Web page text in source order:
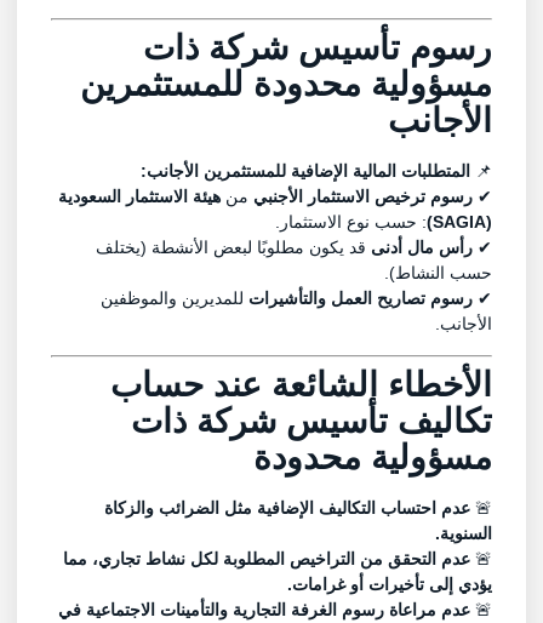
رسوم تأسيس شركة ذات
مسؤولية محدودة للمستثمرين
الأجانب
📌المتطلبات المالية الإضافية للمستثمرين الأجانب:
✔رسوم ترخيص الاستثمار الأجنبيمنهيئة الاستثمار السعودية
: حسب نوع الاستثمار.
✔رأس مال أدنىقد يكون مطلوبًا لبعض الأنشطة (يختلف
حسب النشاط).
✔رسوم تصاريح العمل والتأشيراتللمديرين والموظفين
الأجانب.
الأخطاء الشائعة عند حساب
تكاليف تأسيس شركة ذات
مسؤولية محدودة
🚨عدم احتساب التكاليف الإضافية مثل الضرائب والزكاة
السنوية.
🚨عدم التحقق من التراخيص المطلوبة لكل نشاط تجاري، مما
يؤدي إلى تأخيرات أو غرامات.
🚨عدم مراعاة رسوم الغرفة التجارية والتأمينات الاجتماعية في